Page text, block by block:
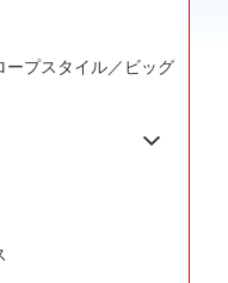
ープスタイル／ビッグ